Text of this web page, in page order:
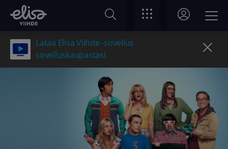
Lataa Elisa Viihde -sovellus
sovelluskaupastasi